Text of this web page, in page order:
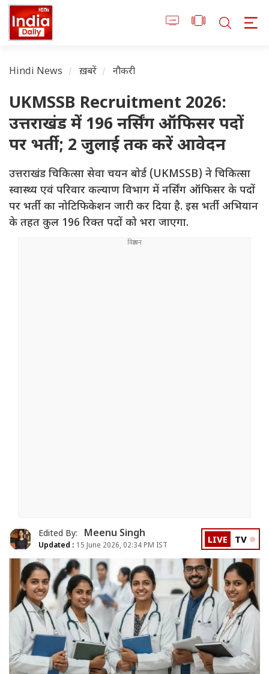
Hindi News ख़बरें नौकरी
UKMSSB Recruitment 2026:
उत्तराखंड में 196 नर्सिंग ऑफिसर पदों
पर भर्ती; 2 जुलाई तक करें आवेदन
उत्तराखंड चिकित्सा सेवा चयन बोर्ड (UKMSSB) ने चिकित्सा
स्वास्थ्य एवं परिवार कल्याण विभाग में नर्सिंग ऑफिसर के पदों
पर भर्ती का नोटिफिकेशन जारी कर दिया है. इस भर्ती अभियान
के तहत कुल 196 रिक्त पदों को भरा जाएगा.
Edited By: Meenu Singh
Updated : 15 June 2026, 02:34 PM IST LIVE TV